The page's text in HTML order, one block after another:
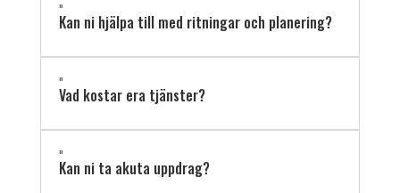
"
Kan ni hjälpa till med ritningar och planering?
"
Vad kostar era tjänster?
"
Kan ni ta akuta uppdrag?